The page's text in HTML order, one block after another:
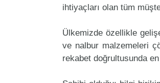
ihtiyaçları olan tüm
Ülkemizde özellikle
ve nalbur malzemeleri
rekabet doğrultusunda